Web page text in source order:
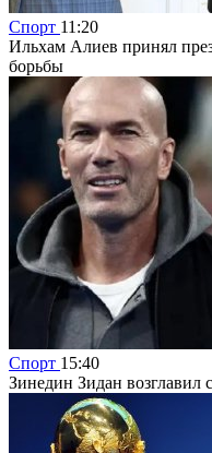
Спорт 11:20
Ильхам Алиев принял
борьбы
Спорт 15:40
Зинедин Зидан